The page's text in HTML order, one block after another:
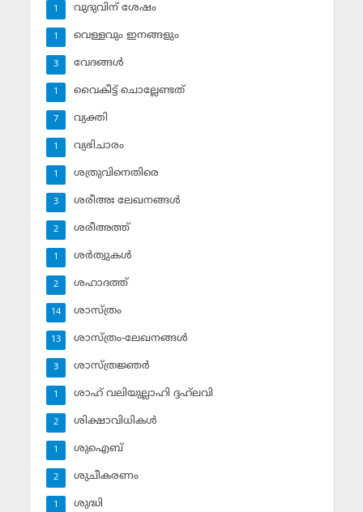
വുദുവിന് ശേഷം
1
വെള്ളവും ഇനങ്ങളും
1
വേദങ്ങള്‍
3
വൈകീട്ട് ചൊല്ലേണ്ടത്
1
വ്യക്തി
7
വ്യഭിചാരം
1
ശത്രുവിനെതിരെ
1
ശരീഅഃ ലേഖനങ്ങള്‍
3
ശരീഅത്ത്
2
ശര്‍ത്വുകള്‍
1
ശഹാദത്ത്
2
ശാസ്ത്രം
14
ശാസ്ത്രം-ലേഖനങ്ങള്‍
13
ശാസ്ത്രജ്ഞര്‍
3
ശാഹ് വലിയുല്ലാഹി ദ്ദഹ്‌ലവി
1
ശിക്ഷാവിധികള്‍
2
ശുഐബ്‌
1
ശുചീകരണം
2
ശുദ്ധി
1